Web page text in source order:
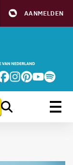
AANMELDEN